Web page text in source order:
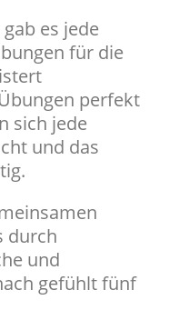
es jede
für die
perfekt
sich jede
und das
durch
und
gefühlt fünf